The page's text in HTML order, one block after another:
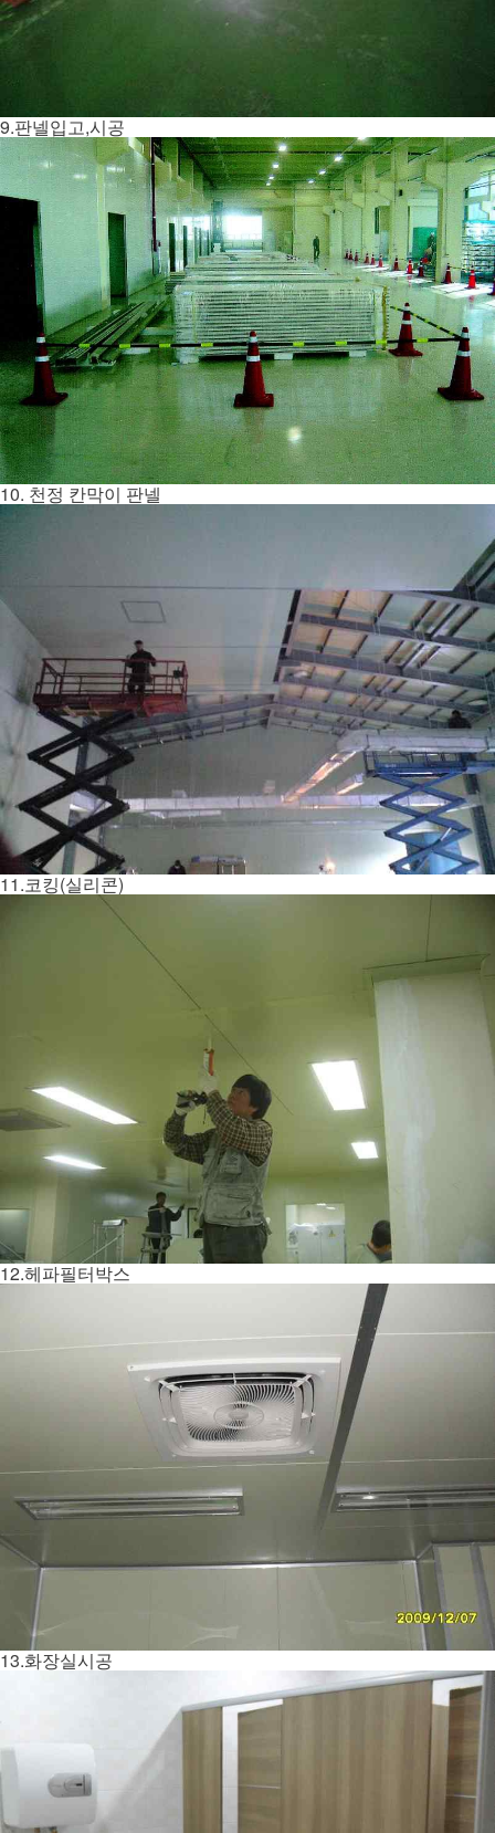
9.판넬입고,시공
10. 천정 칸막이 판넬
11.코킹(실리콘)
12.헤파필터박스
13.화장실시공